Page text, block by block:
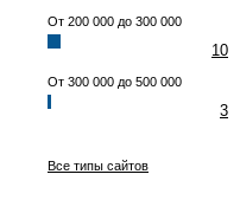
От 200 000 до 300 000
10
От 300 000 до 500 000
3
Все типы сайтов